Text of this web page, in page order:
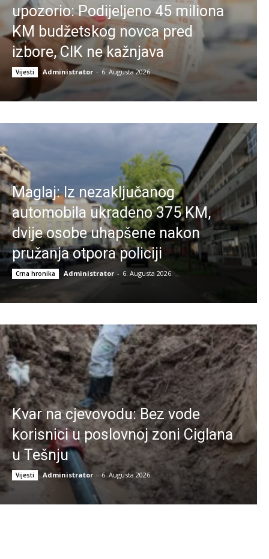
upozorio: Podijeljeno 45 miliona
KM budžetskog novca pred
izbore, CIK ne kažnjava
Vijesti Administrator - 6. Augusta 2026.
Maglaj: Iz nezaključanog
automobila ukradeno 375 KM,
dvije osobe uhapšene nakon
pružanja otpora policiji
Crna hronika Administrator - 6. Augusta 2026.
Kvar na cjevovodu: Bez vode
korisnici u poslovnoj zoni Ciglana
u Tešnju
Vijesti Administrator - 6. Augusta 2026.